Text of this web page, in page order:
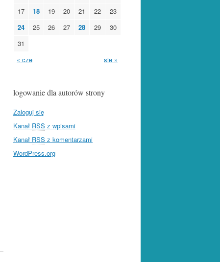
« cze sie »
17
18 19 20 21 22
23
24
25 26 27 28 29
30
31
logowanie dla autorów strony
Zaloguj się
Kanał RSS z wpisami
Kanał RSS z komentarzami
WordPress.org